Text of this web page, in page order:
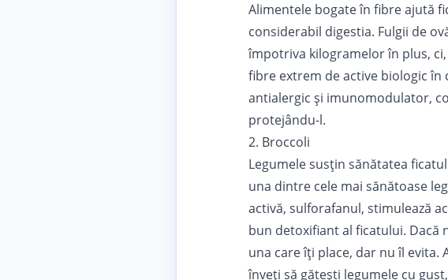
Alimentele bogate în fibre ajută
considerabil digestia. Fulgii de
împotriva kilogramelor în plus,
fibre extrem de active biologic
antialergic şi imunomodulator,
protejându-l.
2. Broccoli
Legumele susţin sănătatea
una dintre cele mai sănătoase
activă, sulforafanul, stimulează
bun detoxifiant al ficatului. Dacă
una care îți place, dar nu îl evita.
înveți să gătești legumelecu